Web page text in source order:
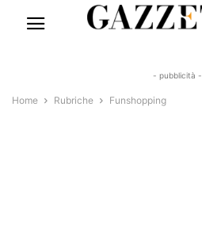
- pubblicità -
Home Rubriche Funshopping